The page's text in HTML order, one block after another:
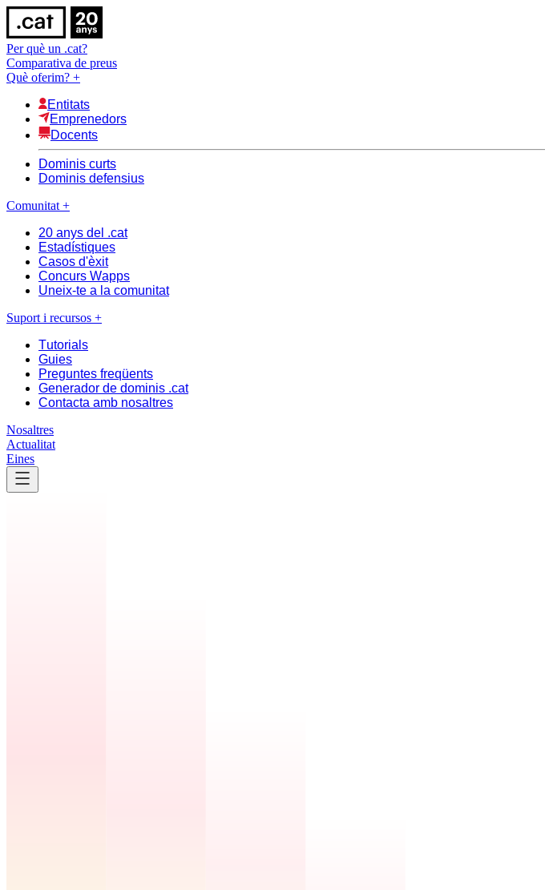
Per què un .cat?
Comparativa de preus
Què oferim? +
Entitats
Emprenedors
Docents
Dominis curts
Dominis defensius
Comunitat +
20 anys del .cat
Estadístiques
Casos d'èxit
Concurs Wapps
Uneix-te a la comunitat
Suport i recursos +
Tutorials
Guies
Preguntes freqüents
Generador de dominis .cat
Contacta amb nosaltres
Nosaltres
Actualitat
Eines